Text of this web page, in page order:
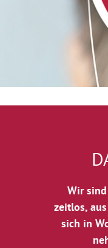
Wir
zeitlos,
sich in